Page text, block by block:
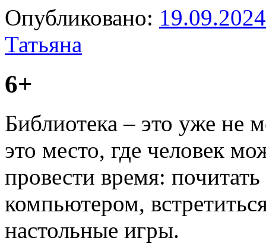
Опубликовано: 19.09.2024
Татьяна
6+
Библиотека – это уже не
это место, где человек
провести время:
компьютером,
настольные игры.